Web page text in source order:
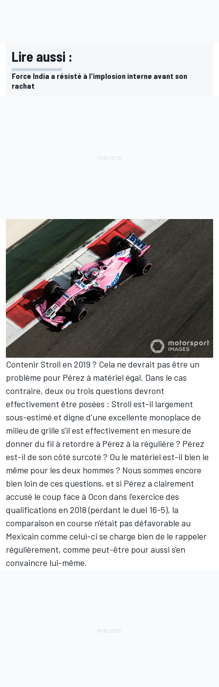
Lire aussi :
Force India a résisté à l'implosion interne avant son
rachat
Contenir Stroll en 2019 ? Cela ne devrait pas être un
problème pour Pérez à matériel égal. Dans le cas
contraire, deux ou trois questions devront
effectivement être posées : Stroll est-il largement
sous-estimé et digne d'une excellente monoplace de
milieu de grille s'il est effectivement en mesure de
donner du fil à retordre à Pérez à la régulière ? Pérez
est-il de son côté surcoté ? Ou le matériel est-il bien le
même pour les deux hommes ? Nous sommes encore
bien loin de ces questions, et si Pérez a clairement
accusé le coup face à Ocon dans l'exercice des
qualifications en 2018 (perdant le duel 16-5), la
comparaison en course n'était pas défavorable au
Mexicain comme celui-ci se charge bien de le rappeler
régulièrement, comme peut-être pour aussi s'en
convaincre lui-même.